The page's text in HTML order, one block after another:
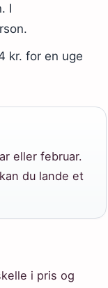
I
kr. for en uge
eller februar.
du lande et
i pris og